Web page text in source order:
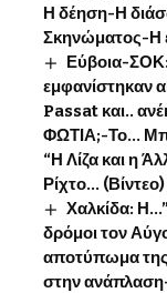
Η δέηση-Η
Σκηνώματος-Η
Εύβοια-
εμφανίστηκαν
Passat και..
ΦΩΤΙΑ;-Το…
“Η Λίζα και η
Ρίχτο… (Βίντεο)
Χαλκίδα:
δρόμοι τον
αποτύπωμα
στην